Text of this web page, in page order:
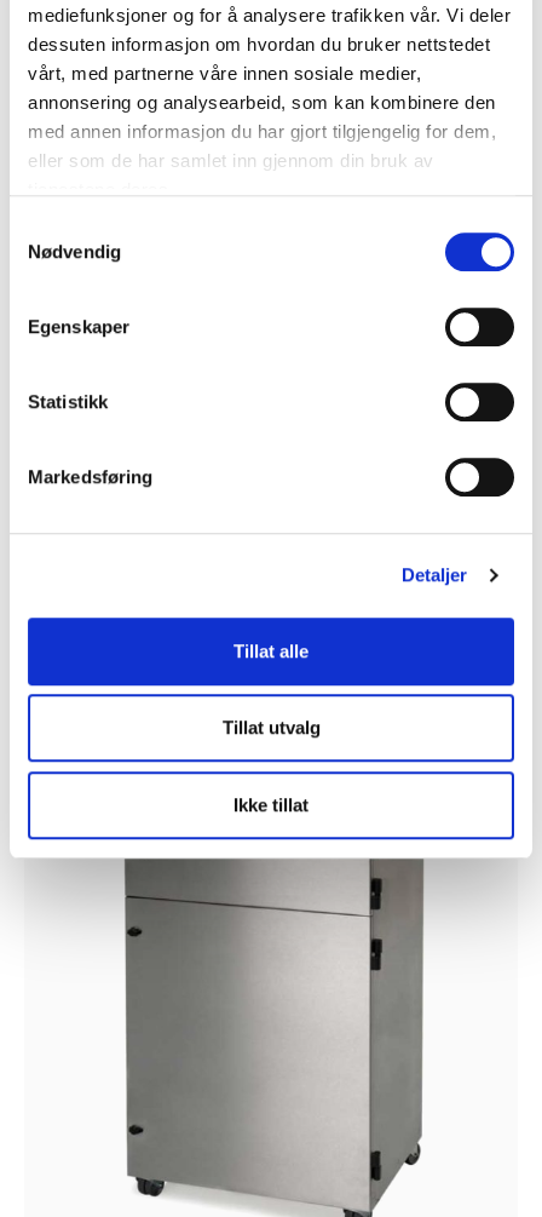
mediefunksjoner og for å analysere trafikken vår. Vi deler
dessuten informasjon om hvordan du bruker nettstedet
vårt, med partnerne våre innen sosiale medier,
annonsering og analysearbeid, som kan kombinere den
med annen informasjon du har gjort tilgjengelig for dem,
eller som de har samlet inn gjennom din bruk av
Nødvendig
Egenskaper
Statistikk
Markedsføring
Detaljer
Tillat alle
Tillat utvalg
Ikke tillat
BOFA A1030335 Filter – AD/V 2000 iQ – Combined
(Twin pack)
kr14.250
Legg i handlekurv
kr52.975
Legg i handlekurv
PÅ SALG!